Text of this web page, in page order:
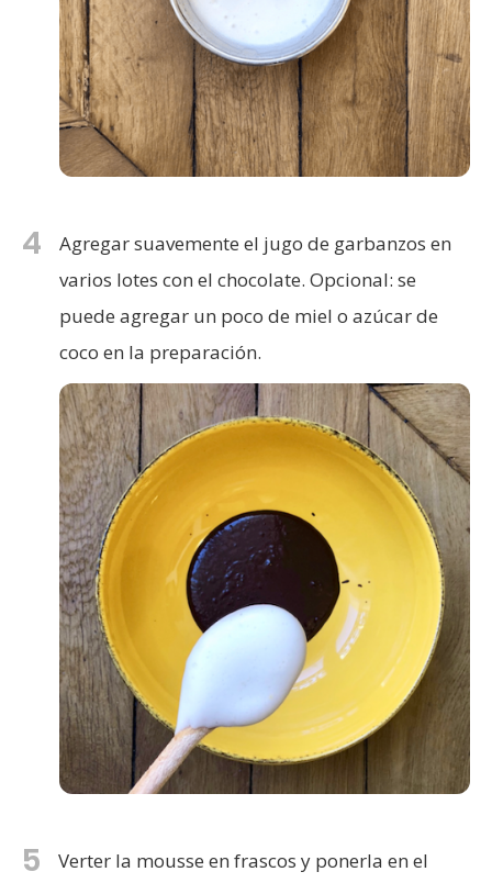
4
Agregar suavemente el jugo de garbanzos en
varios lotes con el chocolate. Opcional: se
puede agregar un poco de miel o azúcar de
coco en la preparación.
5
Verter la mousse en frascos y ponerla en el